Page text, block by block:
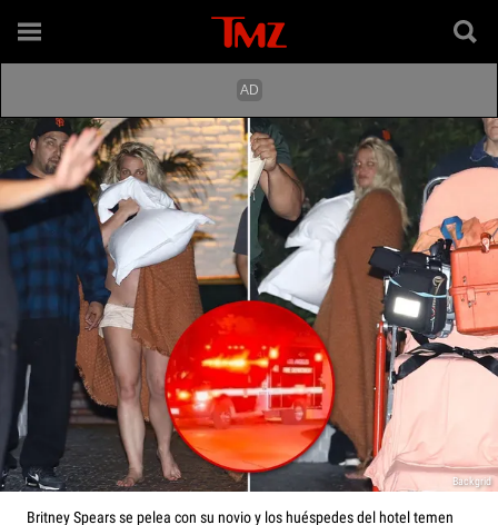
Backgrid
Britney Spears se pelea con su novio y los huéspedes del hotel temen